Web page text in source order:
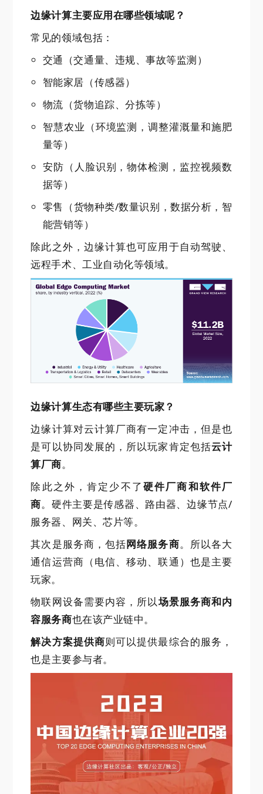
边缘计算主要应用在哪些领域呢？
常见的领域包括：
交通（交通量、违规、事故等监测）
智能家居（传感器）
物流（货物追踪、分拣等）
智慧农业（环境监测，调整灌溉量和施肥
量等）
安防（人脸识别，物体检测，监控视频数
据等）
零售（货物种类/数量识别，数据分析，智
能营销等）
除此之外，边缘计算也可应用于自动驾驶、
远程手术、工业自动化等领域。
边缘计算生态有哪些主要玩家？
边缘计算对云计算厂商有一定冲击，但是也
是可以协同发展的，所以玩家肯定包括云计
算厂商。
除此之外，肯定少不了硬件厂商和软件厂
商。硬件主要是传感器、路由器、边缘节点/
服务器、网关、芯片等。
其次是服务商，包括网络服务商。所以各大
通信运营商（电信、移动、联通）也是主要
玩家。
物联网设备需要内容，所以场景服务商和内
容服务商也在该产业链中。
解决方案提供商则可以提供最综合的服务，
也是主要参与者。